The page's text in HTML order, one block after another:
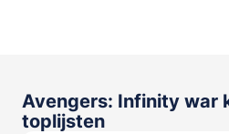
Avengers: Infinity war
toplijsten